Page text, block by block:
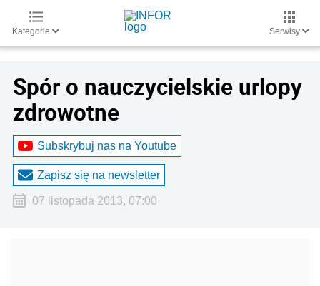
Kategorie Serwisy
Spór o nauczycielskie urlopy
zdrowotne
Subskrybuj nas na Youtube
Zapisz się na newsletter
07 listopada 2013, 07:00